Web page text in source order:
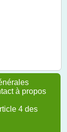
à propos
4 des